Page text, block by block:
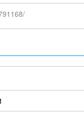
DB2313